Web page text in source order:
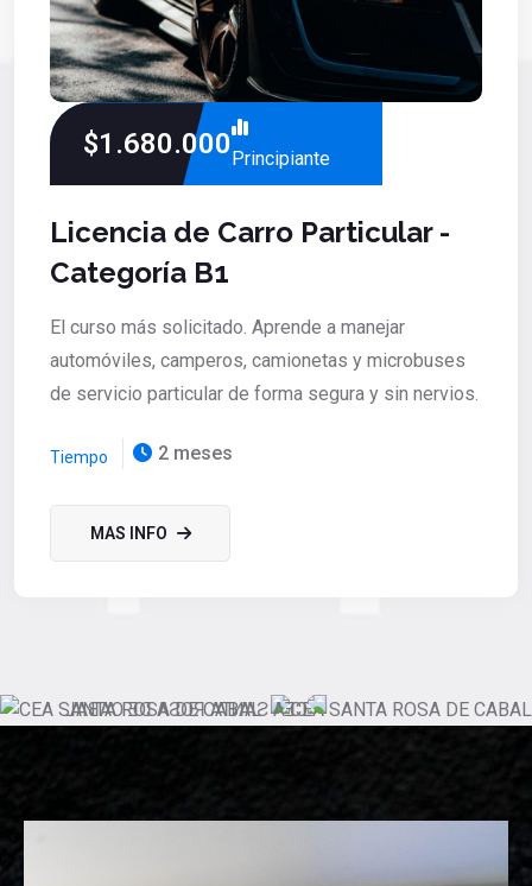
$1.680.000 Principiante
Licencia de Carro Particular -
Categoría B1
El curso más solicitado. Aprende a manejar
automóviles, camperos, camionetas y microbuses
de servicio particular de forma segura y sin nervios.
Tiempo 2 meses
MAS INFO